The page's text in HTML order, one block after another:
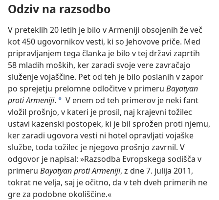
Odziv na razsodbo
V preteklih 20 letih je bilo v Armeniji obsojenih že več
kot 450 ugovornikov vesti, ki so Jehovove priče. Med
pripravljanjem tega članka je bilo v tej državi zaprtih
58 mladih moških, ker zaradi svoje vere zavračajo
služenje vojaščine. Pet od teh je bilo poslanih v zapor
po sprejetju prelomne odločitve v primeru Bayatyan
proti Armeniji. * V enem od teh primerov je neki fant
vložil prošnjo, v kateri je prosil, naj krajevni tožilec
ustavi kazenski postopek, ki je bil sprožen proti njemu,
ker zaradi ugovora vesti ni hotel opravljati vojaške
službe, toda tožilec je njegovo prošnjo zavrnil. V
odgovor je napisal: »Razsodba Evropskega sodišča v
primeru Bayatyan proti Armeniji, z dne 7. julija 2011,
tokrat ne velja, saj je očitno, da v teh dveh primerih ne
gre za podobne okoliščine.«